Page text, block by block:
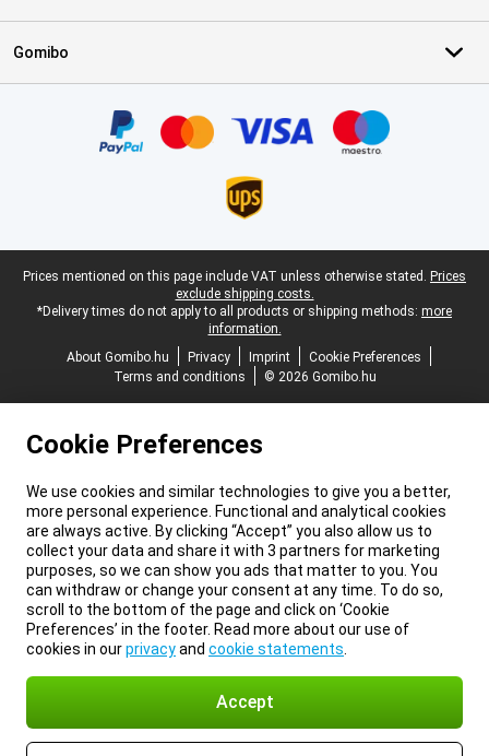
Gomibo
Legal footer
Prices mentioned on this page include VAT unless otherwise stated. Prices
exclude shipping costs.
*Delivery times do not apply to all products or shipping methods: more
information.
About Gomibo.hu
Privacy Imprint
Cookie Preferences
Terms and conditions
© 2026 Gomibo.hu
Cookie Preferences
We use cookies and similar technologies to give you a better,
more personal experience. Functional and analytical cookies
are always active. By clicking “Accept” you also allow us to
collect your data and share it with 3 partners for marketing
purposes, so we can show you ads that matter to you. You
can withdraw or change your consent at any time. To do so,
scroll to the bottom of the page and click on ‘Cookie
Preferences’ in the footer. Read more about our use of
cookies in ourprivacyand cookie statements
Accept